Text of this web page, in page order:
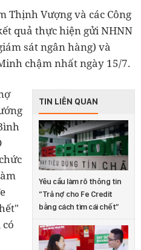
Thịnh Vượng và các Công
quả thực hiện gửi NHNN
sát ngân hàng) và
chậm nhất ngày 15/7.
TIN LIÊN QUAN
Yêu cầu làm rõ thông tin
“Trả nợ cho Fe Credit
bằng cách tìm cái chết”